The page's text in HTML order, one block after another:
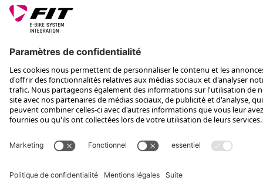
*Prix conseillé avec TVA. Hors frais de transport
Rotax Bike Technology AG © 2025